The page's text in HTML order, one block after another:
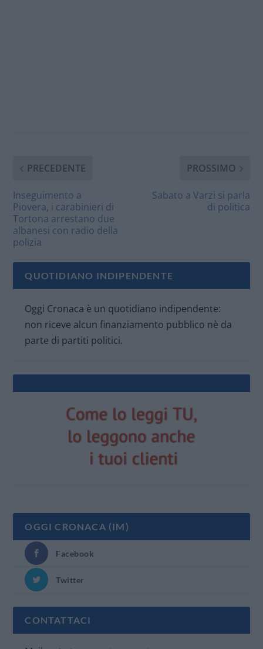
PRECEDENTE
Inseguimento a
Piovera, i carabinieri di
Tortona arrestano due
albanesi con radio della
polizia
PROSSIMO
Sabato a Varzi si parla
di politica
QUOTIDIANO INDIPENDENTE
Oggi Cronaca è un quotidiano indipendente:
non riceve alcun finanziamento pubblico nè da
parte di partiti politici.
OGGI CRONACA (IM)
Facebook
Twitter
CONTATTACI